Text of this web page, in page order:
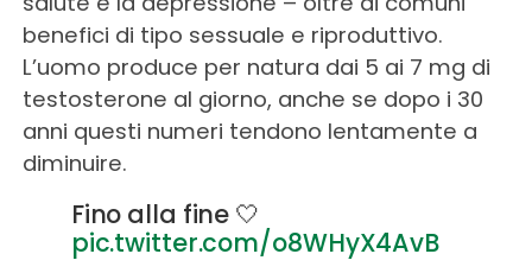
benefici di tipo sessuale e riproduttivo.
L’uomo produce per natura dai 5 ai 7 mg di
testosterone al giorno, anche se dopo i 30
anni questi numeri tendono lentamente a
diminuire.
Fino alla fine 🤍
pic.twitter.com/o8WHyX4AvB